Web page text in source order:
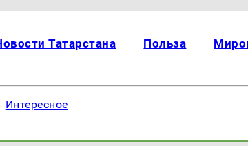
Татарстана Польза
Интересное